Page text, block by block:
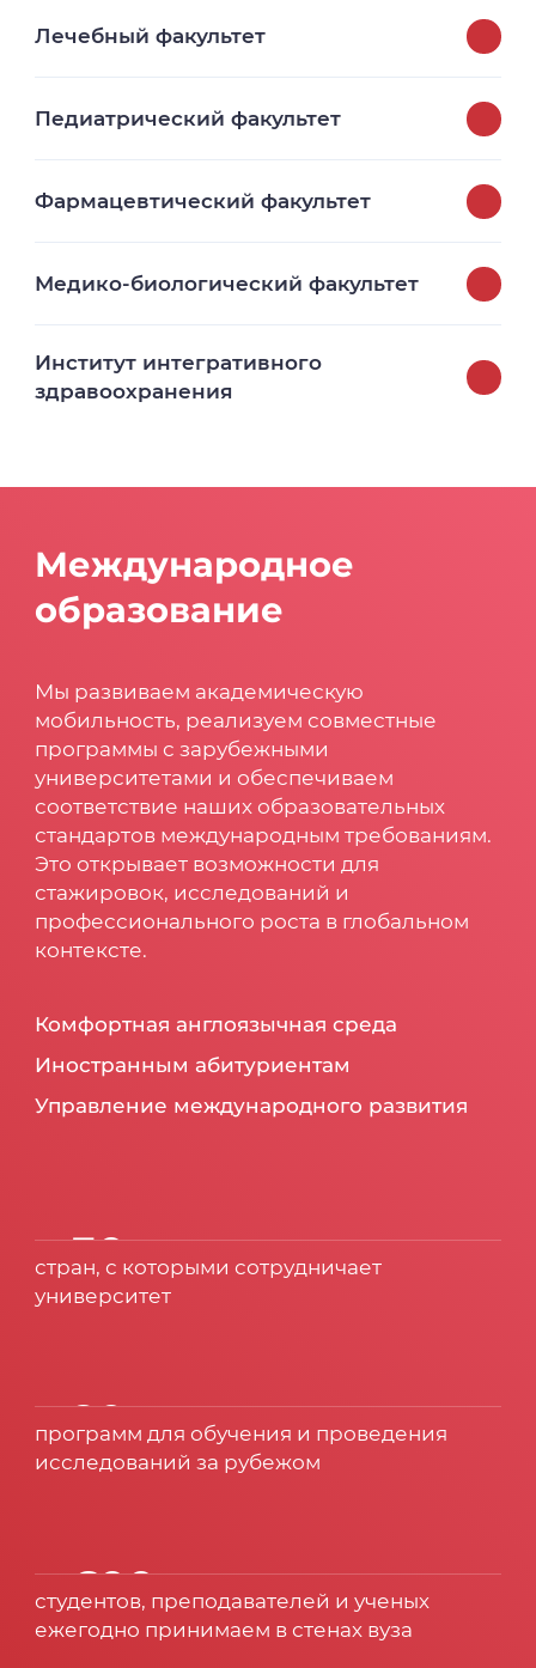
Лечебный факультет
Педиатрический факультет
Фармацевтический факультет
Медико-биологический факультет
Институт интегративного
здравоохранения
Международное
образование
Мы развиваем академическую
мобильность, реализуем совместные
программы с зарубежными
университетами и обеспечиваем
соответствие наших образовательных
стандартов международным требованиям.
Это открывает возможности для
стажировок, исследований и
профессионального роста в глобальном
контексте.
Комфортная англоязычная среда
Иностранным абитуриентам
Управление международного развития
> 30
стран, с которыми сотрудничает
университет
> 20
программ для обучения и проведения
исследований за рубежом
> 600
студентов, преподавателей и ученых
ежегодно принимаем в стенах вуза